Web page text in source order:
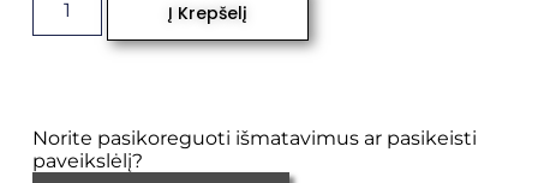
Į Krepšelį
Norite pasikoreguoti išmatavimus ar pasikeisti
paveikslėlį?